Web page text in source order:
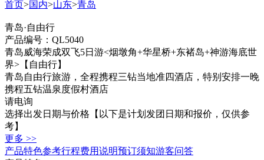
首页>国内>山东>青岛
青岛·自由行
产品编号：QL5040
青岛威海荣成双飞5日游<烟墩角+华星桥+东褚岛+神游海底世
界>【自由行】
青岛自由行旅游，全程携程三钻当地准四酒店，特别安排一晚
携程五钻温泉度假村酒店
请电询
选择出发日期与价格 【以下是计划发团日期和报价，仅供参
考】
更多 >>
产品特色参考行程费用说明预订须知游客问答